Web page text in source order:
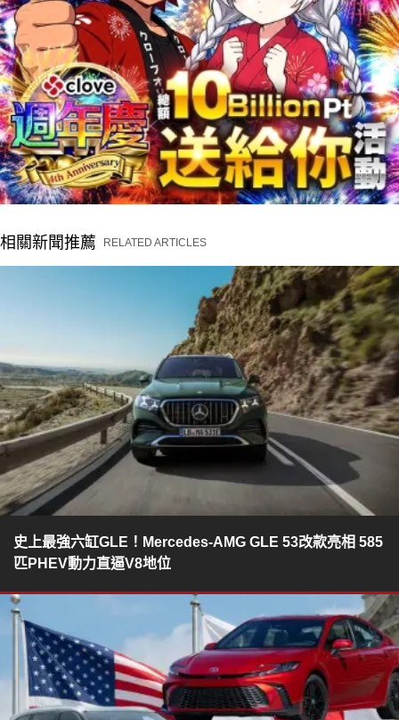
相關新聞推薦 RELATED ARTICLES
史上最強六缸GLE！Mercedes-AMG GLE 53改款亮相 585
匹PHEV動力直逼V8地位